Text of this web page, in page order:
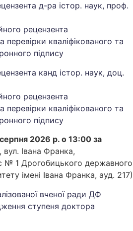
д-ра істор. наук, проф.
рецензента
кваліфікованого та
підпису
канд істор. наук, доц.
рецензента
кваліфікованого та
підпису
2026 р. о 13:00 за
Івана Франка,
№ 1 Дрогобицького державного
імені Івана Франка, ауд. 217)
вченої ради ДФ
ступеня доктора